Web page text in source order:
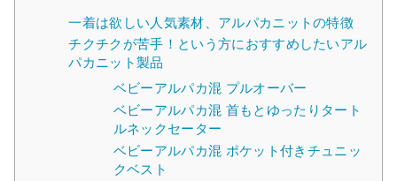
一着は欲しい人気素材、アルパカニットの特徴
チクチクが苦手！という方におすすめしたいアル
パカニット製品
ベビーアルパカ混 プルオーバー
ベビーアルパカ混 首もとゆったりタート
ルネックセーター
ベビーアルパカ混 ポケット付きチュニッ
クベスト